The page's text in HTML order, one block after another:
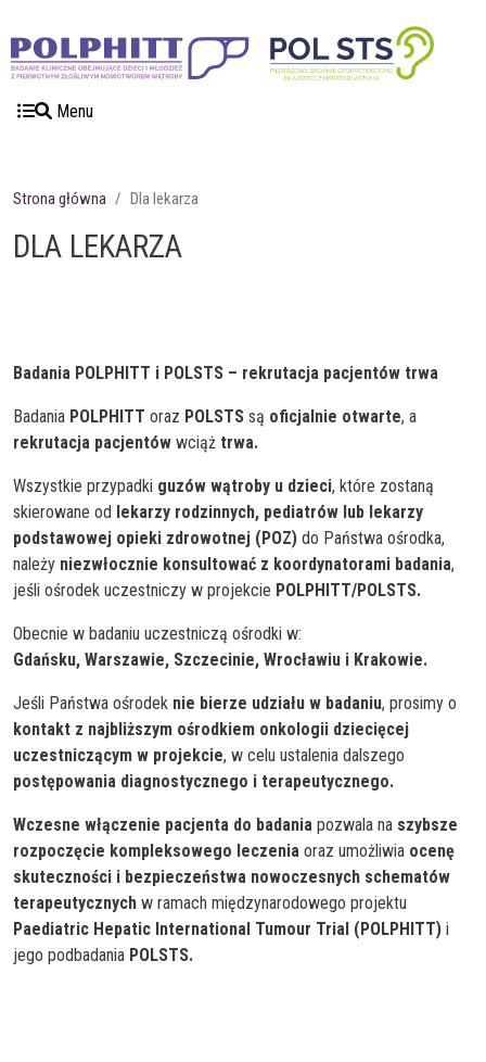
Menu
Strona główna Dla lekarza
DLA LEKARZA
Badania POLPHITT i POLSTS – rekrutacja pacjentów trwa
Badania POLPHITT oraz POLSTS są oficjalnie otwarte, a
rekrutacja pacjentów wciąż trwa.
Wszystkie przypadki guzów wątroby u dzieci, które zostaną
skierowane od lekarzy rodzinnych, pediatrów lub lekarzy
podstawowej opieki zdrowotnej (POZ) do Państwa ośrodka,
należy niezwłocznie konsultować z koordynatorami badania,
jeśli ośrodek uczestniczy w projekcie POLPHITT/POLSTS.
Obecnie w badaniu uczestniczą ośrodki w:
Gdańsku, Warszawie, Szczecinie, Wrocławiu i Krakowie.
Jeśli Państwa ośrodek nie bierze udziału w badaniu, prosimy o
kontakt z najbliższym ośrodkiem onkologii dziecięcej
uczestniczącym w projekcie, w celu ustalenia dalszego
postępowania diagnostycznego i terapeutycznego.
Wczesne włączenie pacjenta do badania pozwala na szybsze
rozpoczęcie kompleksowego leczenia oraz umożliwia ocenę
skuteczności i bezpieczeństwa nowoczesnych schematów
terapeutycznych w ramach międzynarodowego projektu
Paediatric Hepatic International Tumour Trial (POLPHITT) i
jego podbadania POLSTS.